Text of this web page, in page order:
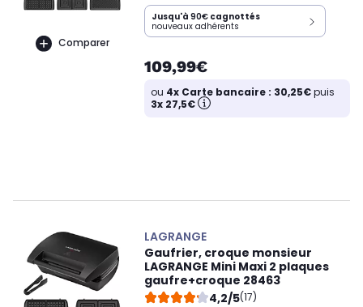
Comparer
Jusqu'à 90€ cagnottés
nouveaux adhérents
109,99€
ou 4x Carte bancaire : 30,25€puis
3x 27,5€
LAGRANGE
Gaufrier, croque monsieur
LAGRANGE Mini Maxi 2 plaques
gaufre+croque 28463
4,2/5(17)